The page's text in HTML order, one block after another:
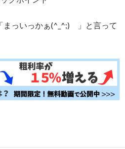
まっいっかぁ(^_^;)ゞ」と言って